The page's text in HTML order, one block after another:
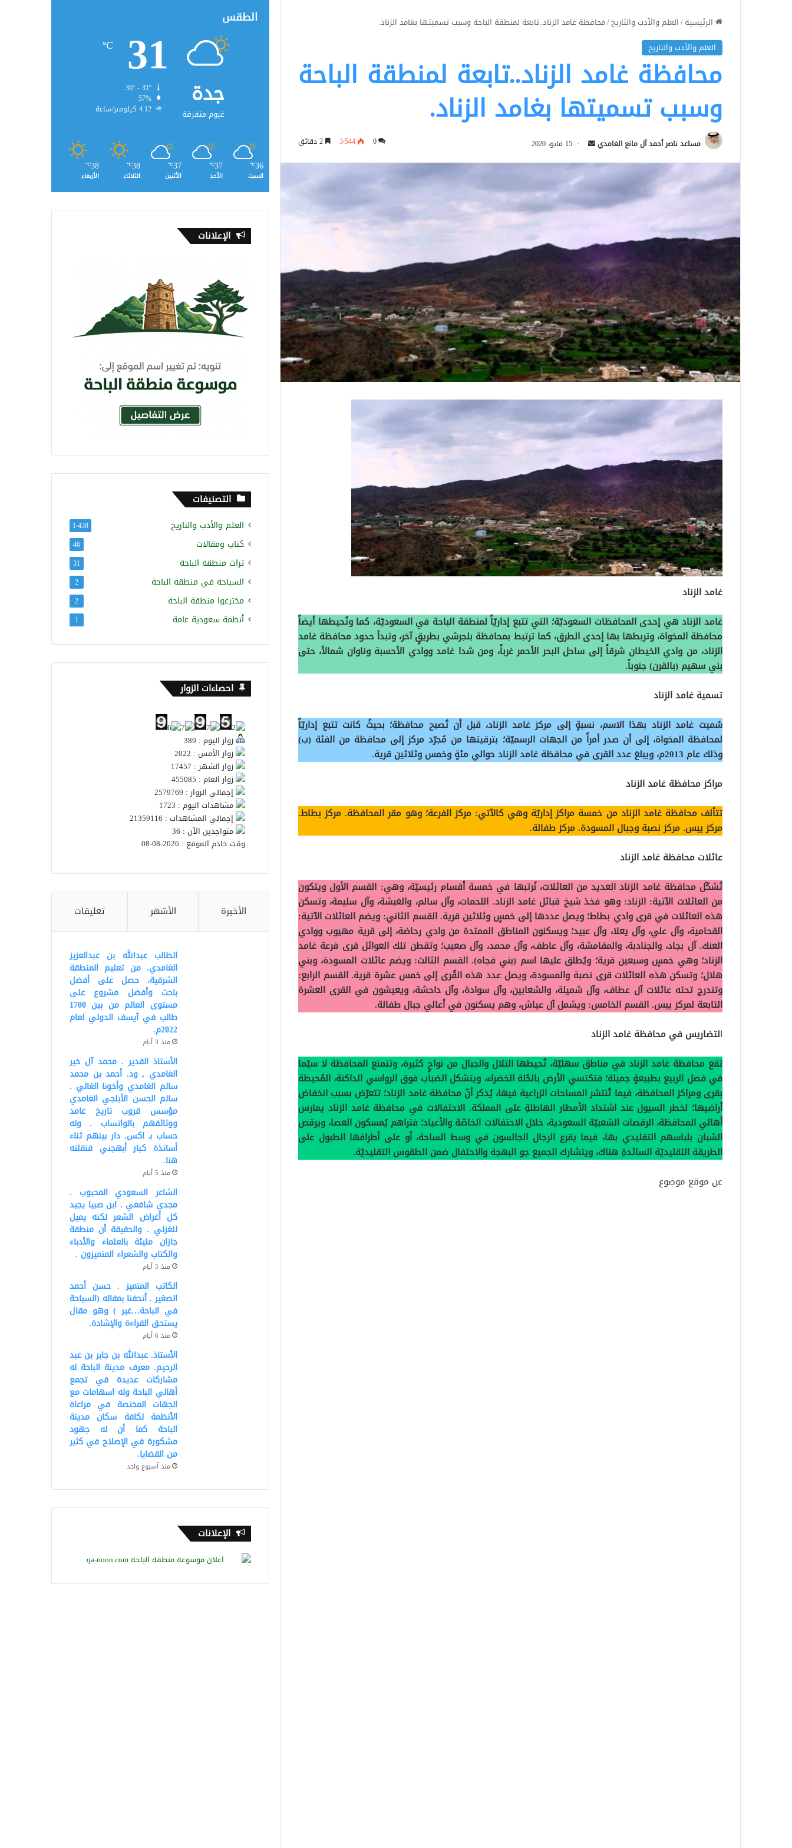
الرئيسية/العلم والأدب والتاريخ/محافظة غامد الزناد..تابعة لمنطقة الباحة وسبب تسميتها بغامد الزناد.
العلم والأدب والتاريخ
محافظة غامد الزناد..تابعة لمنطقة الباحة
وسبب تسميتها بغامد الزناد.
مساعد ناصر أحمد آل مانع الغامدي
أرسل
إلكترونيا
15 مايو، 2020 0 3٬544
غامد الزناد
غامد الزناد هي إحدى المحافظات السعوديّة؛ التي تتبع إداريّاً لمنطقة الباحة في السعوديّة، كما وتُحيطها أيضاً
محافظة المخواة، وتربطها بها إحدى الطرق، كما ترتبط بمحافظة بلجرشي بطريقٍ آخر، وتبدأ حدود محافظة غامد
الزناد، من وادي الخيطان شرقاً إلى ساحل البحر الأحمر غرباً، ومن شدا غامد ووادي الأحسبة وناوان شمالأ، حتى
بني سهيم (بالقرن) جنوباً.
تسمية غامد الزناد
سُميت غامد الزناد بهذا الاسم، نسبةٍ إلى مركز غامد الزناد، قبل أن تُصبح محافظة؛ بحيثُ كانت تتبع إداريّاً
لمحافظة المخواة، إلى أن صدر أمراً من الجهات الرسميّة؛ بترقيتها من مُجرّد مركز إلى محافظة من الفئة (ب)
وذلك عام 2013م، ويبلغ عدد القرى في محافظة غامد الزناد حوالي مئةٍ وخمس وثلاثين قرية.
مراكز محافظة غامد الزناد
تتألف محافظة غامد الزناد من خمسة مراكز إداريّة وهي كالآتي: مركز الفرعة؛ وهو مقر المحافظة. مركز بطاط.
مركز يبس. مركز نصبة وجبال المسودة. مركز طفالة.
عائلات محافظة غامد الزناد
تُشكّل محافظة غامد الزناد العديد من العائلات، نُرتبها في خمسة أقسام رئيسيّة، وهي: القسم الأول ويتكون
من العائلات الآتية: الزناد: وهو فخذ شيخ قبائل غامد الزناد. اللحمات، وآل سالم، والغبشة، وآل سليمة، وتسكن
هذه العائلات في قرى وادي بطاط؛ ويصل عددها إلى خمسٍ وثلاثين قرية. القسم الثاني: ويضم العائلات الآتية:
القحامية، وآل علي، وآل يعلا، وآل عبيد؛ ويسكنون المناطق الممتدة من وادي رحاضة، إلى قرية مهيوب ووادي
العنك. آل بجاد، والجنادبة، والمقامشة، وآل عاطف، وآل محمد، وآل صعيب؛ وتقطن تلك العوائل قرى فرعة غامد
الزناد؛ وهي خمسٍ وسبعين قرية؛ ويُطلق عليها اسم (بني فجاه). القسم الثالث: ويضم عائلات المسودة، وبني
هلال؛ وتسكن هذه العائلات قرى نصبة والمسودة، ويصل عدد هذه القُرى إلى خمس عشرة قرية. القسم الرابع:
وتندرج تحته عائلات آل عطاف، وآل شميلة، والشعابين، وآل سوادة، وآل داحشة، ويعيشون في القرى العشرة
التابعة لمركز يبس. القسم الخامس: ويشمل آل عياش، وهم يسكنون في أعالي جبال طفالة.
التضاريس في محافظة غامد الزناد
تقع محافظة غامد الزناد في مناطق سهليّة، تُحيطها التلال والجبال من نواحٍ كثيرة، وتتمتع المحافظة لا سيّما
في فصل الربيع بطبيعةٍ جميلة؛ فتكتسي الأرض بالحُلة الخضراء، ويتشكل الضباب فوق الرواسي الداكنة، المُحيطة
بقرى ومراكز المحافظة، فيما تُنتشر المساحات الزراعية فيها، يُذكر أنّ محافظة غامد الزناد؛ تتعرّض بسبب انخفاض
أراضيها؛ لخطر السيول عند اشتداد الأمطار الهاطلةِ على المملكة. الاحتفالات في محافظة غامد الزناد يمارس
أهالي المحافظة، الرقصات الشعبيّة السعودية، خلال الاحتفالات الخاصّة والأعياد؛ فتراهم يُمسكون العصا، ويرقص
الشبان بلباسهم التقليدي بها، فيما يقرع الرجال الجالسون في وسط الساحة، أو على أطرافها الطبول على
الطريقة التقليديّة السائدةِ هناك، ويتشارك الجميع جو البهجة والاحتفال ضمن الطقوس التقليديّة.
عن موقع موضوع
الطقس
جدة
غيوم متفرقة
31
℃
57%
4.12 كيلومتر/ساعة
36
℃
السبت
37
℃
الأحد
37
℃
الأثنين
38
℃
الثلاثاء
38
℃
الأربعاء
الإعلانات
التصنيفات
العلم والأدب والتاريخ 1٬438
كتاب ومقالات 46
تراث منطقة الباحة 31
السياحة في منطقة الباحة 2
مخترعوا منطقة الباحة 2
أنظمة سعودية عامة 1
احصاءات الزوار
زوار اليوم : 389
زوار الأمس : 2022
زوار الشهر : 17457
زوار العام : 455085
إجمالي الزوار : 2579769
مشاهدات اليوم : 1723
إجمالي المشاهدات : 21359116
متواجدين الآن : 36
وقت خادم الموقع : 2026-08-08
الأخيرة الأشهر تعليقات
الطالب عبدالله بن عبدالعزيز
الغامدي. من تعليم المنطقة
الشرقية، حصل على أفضل
باحث وأفضل مشروع على
مستوى العالم من بين 1700
طالب في آيسف الدولي لعام
2022م.
منذ 3 أيام
الأستاذ القدير . محمد آل خير
الغامدي , ود. أحمد بن محمد
سالم الغامدي وأخونا الغالي .
سالم الحسن الأبلجي الغامدي
مؤسس قروب تاريخ غامد
ووثائقهم بالواتساب . وله
حساب بـ اكس. دار بينهم ثناء
أساتذة كبار أبهجني فنقلته
هنا.
منذ 5 أيام
الشاعر السعودي المحبوب .
مجدي شافعي . ابن صبيا يجيد
كل أغراض الشعر لكنه يميل
للغزلي . والحقيقة أن منطقة
جازان مليئة بالعلماء والأدباء
والكتاب والشعراء المتميزون .
منذ 5 أيام
الكاتب المتميز . حسن أحمد
الصغير . أتحفنا بمقاله (السياحة
في الباحة…غير ) وهو مقال
يستحق القراءة والإشادة.
منذ 6 أيام
الأستاذ. عبدالله بن جابر بن عبد
الرحيم. معرف مدينة الباحة له
مشاركات عديدة في تجمع
أهالي الباحة وله اسهامات مع
الجهات المختصة في مراعاة
الأنظمة لكافة سكان مدينة
الباحة كما أن له جهود
مشكورة في الإصلاح في كثير
من القضايا.
منذ أسبوع واحد
الإعلانات